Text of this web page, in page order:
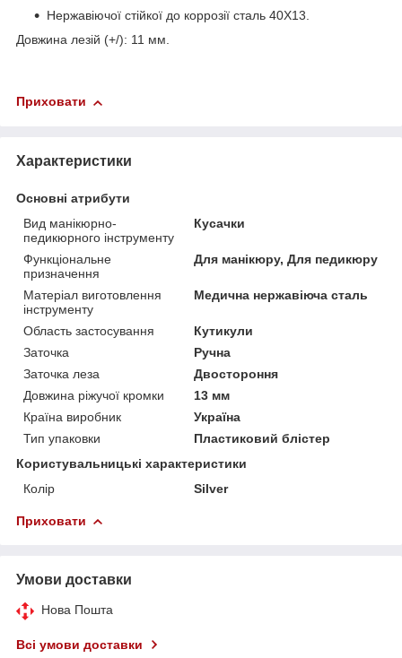
Нержавіючої стійкої до коррозії сталь 40Х13.
Довжина лезій (+/): 11 мм.
Приховати
Характеристики
Основні атрибути
Вид манікюрно-
педикюрного інструменту
Кусачки
Функціональне
призначення
Для манікюру, Для педикюру
Матеріал виготовлення
інструменту
Медична нержавіюча сталь
Область застосування
Кутикули
Заточка
Ручна
Заточка леза
Двостороння
Довжина ріжучої кромки
13 мм
Країна виробник
Україна
Тип упаковки
Пластиковий блістер
Користувальницькі характеристики
Колір
Silver
Приховати
Умови доставки
Нова Пошта
Всі умови доставки